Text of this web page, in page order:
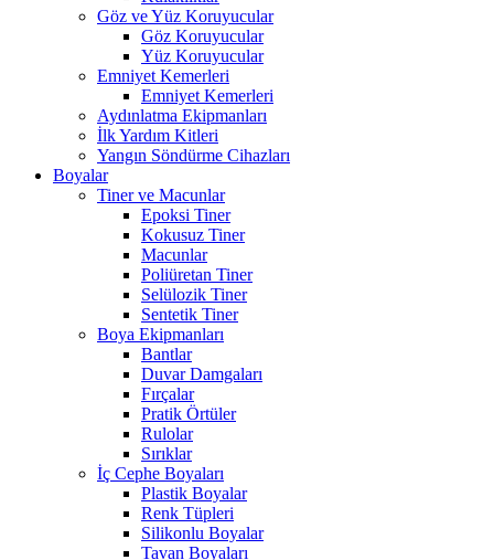
Göz ve Yüz Koruyucular
Göz Koruyucular
Yüz Koruyucular
Emniyet Kemerleri
Emniyet Kemerleri
Aydınlatma Ekipmanları
İlk Yardım Kitleri
Yangın Söndürme Cihazları
Boyalar
Tiner ve Macunlar
Epoksi Tiner
Kokusuz Tiner
Macunlar
Poliüretan Tiner
Selülozik Tiner
Sentetik Tiner
Boya Ekipmanları
Bantlar
Duvar Damgaları
Fırçalar
Pratik Örtüler
Rulolar
Sırıklar
İç Cephe Boyaları
Plastik Boyalar
Renk Tüpleri
Silikonlu Boyalar
Tavan Boyaları